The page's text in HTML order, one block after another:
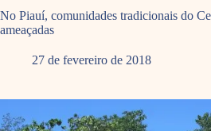
No Piauí, comunidades tradicionais do
ameaçadas
27 de fevereiro de 2018